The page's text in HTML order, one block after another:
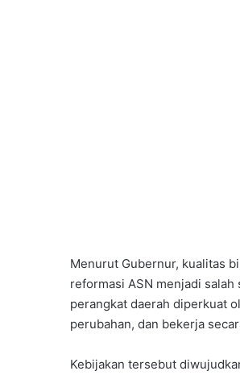
Menurut Gubernur, kualitas
reformasi ASN menjadi
perangkat daerah diperkuat
perubahan, dan bekerja
Kebijakan tersebut